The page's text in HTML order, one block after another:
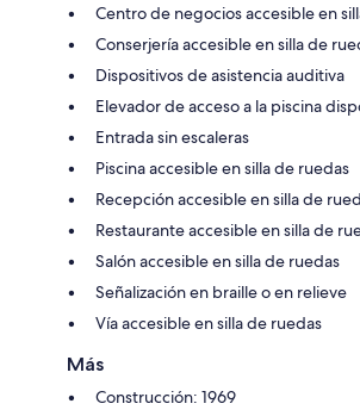
Centro de negocios accesible en
Conserjería accesible en silla de
Dispositivos de asistencia auditiva
Elevador de acceso a la piscina
Entrada sin escaleras
Piscina accesible en silla de ruedas
Recepción accesible en silla de
Restaurante accesible en silla de
Salón accesible en silla de ruedas
Señalización en braille o en relieve
Vía accesible en silla de ruedas
Más
Construcción: 1969